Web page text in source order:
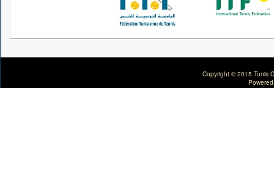
Copyright © 2015 Tunis